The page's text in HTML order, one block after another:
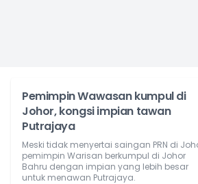
Pemimpin Wawasan kumpul di
Johor, kongsi impian tawan
Putrajaya
Meski tidak menyertai saingan PRN di
pemimpin Warisan berkumpul di Johor
Bahru dengan impian yang lebih besar
untuk menawan Putrajaya.